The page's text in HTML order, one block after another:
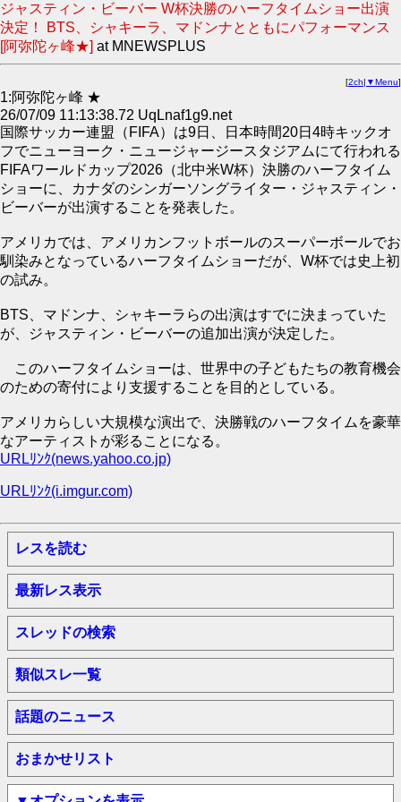
ジャスティン・ビーバー W杯決勝のハーフタイムショー出演
決定！ BTS、シャキーラ、マドンナとともにパフォーマンス
[阿弥陀ヶ峰★] at MNEWSPLUS
[2ch| ▼Menu]
1:阿弥陀ヶ峰 ★
26/07/09 11:13:38.72 UqLnaf1g9.net
国際サッカー連盟（FIFA）は9日、日本時間20日4時キックオ
フでニューヨーク・ニュージャージースタジアムにて行われる
FIFAワールドカップ2026（北中米W杯）決勝のハーフタイム
ショーに、カナダのシンガーソングライター・ジャスティン・
ビーバーが出演することを発表した。
アメリカでは、アメリカンフットボールのスーパーボールでお
馴染みとなっているハーフタイムショーだが、W杯では史上初
の試み。
BTS、マドンナ、シャキーラらの出演はすでに決まっていた
が、ジャスティン・ビーバーの追加出演が決定した。
このハーフタイムショーは、世界中の子どもたちの教育機会
のための寄付により支援することを目的としている。
アメリカらしい大規模な演出で、決勝戦のハーフタイムを豪華
なアーティストが彩ることになる。
URLﾘﾝｸ(news.yahoo.co.jp)
URLﾘﾝｸ(i.imgur.com)
レスを読む
最新レス表示
スレッドの検索
類似スレ一覧
話題のニュース
おまかせリスト